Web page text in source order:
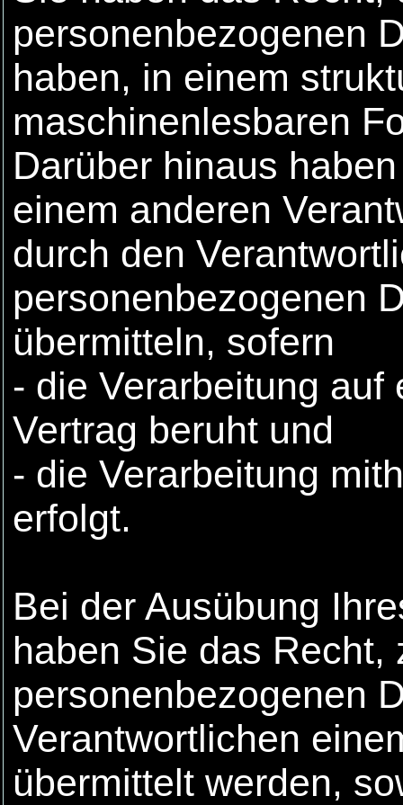
personenbezogenen
haben, in einem
maschinenlesbaren
Darüber hinaus
einem anderen
durch den
personenbezogenen
übermitteln, sofern
- die Verarbeitung
Vertrag beruht und
- die Verarbeitung
erfolgt.
Bei der Ausübung
haben Sie das
personenbezogenen
Verantwortlichen
übermittelt werden,